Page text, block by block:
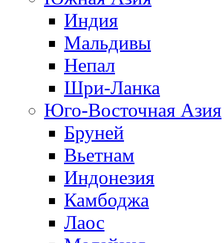
Индия
Мальдивы
Непал
Шри-Ланка
Юго-Восточная Азия
Бруней
Вьетнам
Индонезия
Камбоджа
Лаос